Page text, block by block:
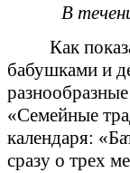
В
Как
бабушками и
«Семейные
календаря:
сразу о трех